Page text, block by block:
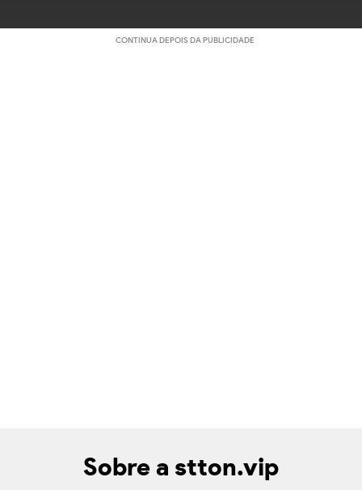
CONTINUA DEPOIS DA PUBLICIDADE
Sobre a stton.vip